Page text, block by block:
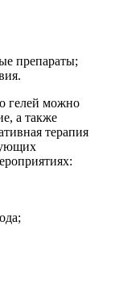
препараты;
гелей можно
а также
терапия